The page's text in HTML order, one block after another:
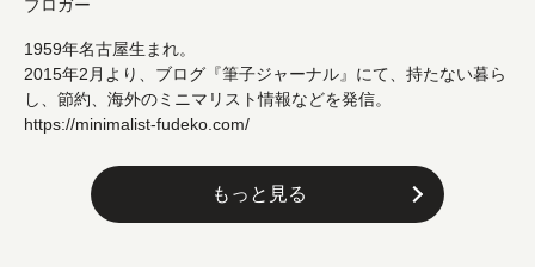
ブロガー
1959年名古屋生まれ。
2015年2月より、ブログ『筆子ジャーナル』にて、持たない暮ら
し、節約、海外のミニマリスト情報などを発信。
https://minimalist-fudeko.com/
もっと見る